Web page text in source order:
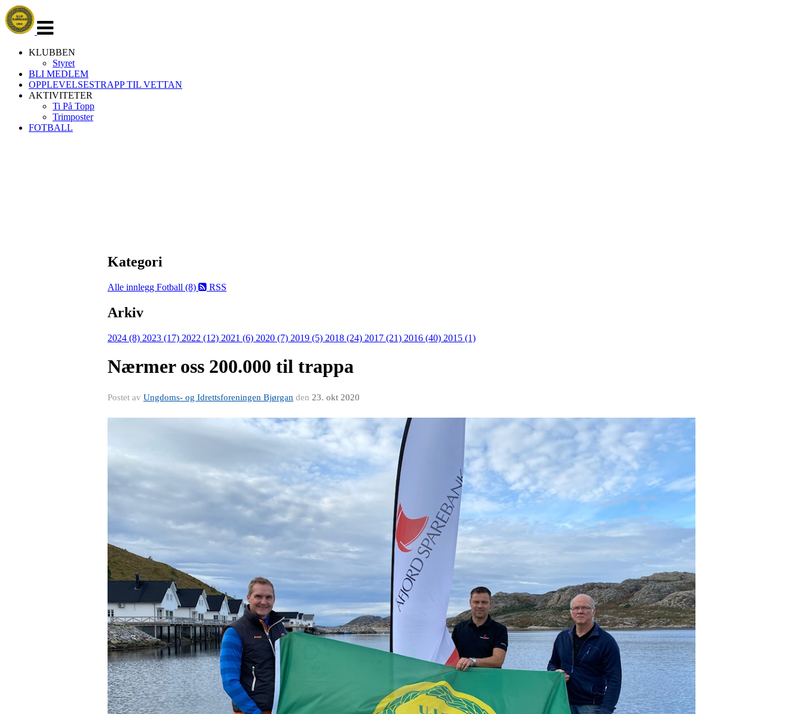
navigasjon
KLUBBEN
Styret
BLI MEDLEM
OPPLEVELSESTRAPP TIL VETTAN
AKTIVITETER
Ti På Topp
Trimposter
FOTBALL
Kategori
Alle innlegg Fotball (8) RSS
Arkiv
2024 (8) 2023 (17) 2022 (12) 2021 (6) 2020 (7) 2019 (5) 2018 (24) 2017 (21) 2016 (40) 2015 (1)
Nærmer oss 200.000 til trappa
Postet av Ungdoms- og Idrettsforeningen Bjørgan den 23. okt 2020